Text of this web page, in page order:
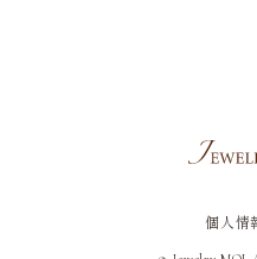
個人情